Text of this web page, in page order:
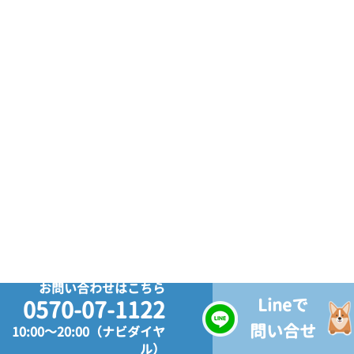
お問い合わせはこちら
0570-07-1122
10:00～20:00（ナビダイヤ
ル）
Lineで
問い合せ